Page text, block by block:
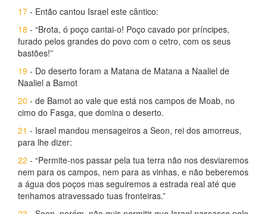
17 - Então cantou Israel este cântico:
18 - “Brota, ó poço cantai-o! Poço cavado por príncipes,
furado pelos grandes do povo com o cetro, com os seus
bastões!”
19 - Do deserto foram a Matana de Matana a Naaliel de
Naaliel a Bamot
20 - de Bamot ao vale que está nos campos de Moab, no
cimo do Fasga, que domina o deserto.
21 - Israel mandou mensageiros a Seon, rei dos amorreus,
para lhe dizer:
22 - “Permite-nos passar pela tua terra não nos desviaremos
nem para os campos, nem para as vinhas, e não beberemos
a água dos poços mas seguiremos a estrada real até que
tenhamos atravessado tuas fronteiras.”